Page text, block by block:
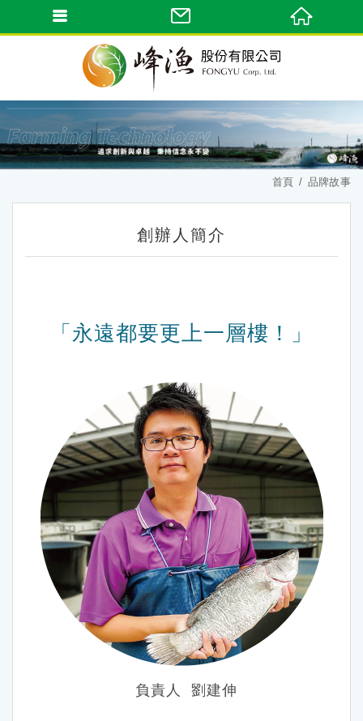
首頁 品牌故事
創辦人簡介
「永遠都要更上一層樓！」
負責人 劉建伸